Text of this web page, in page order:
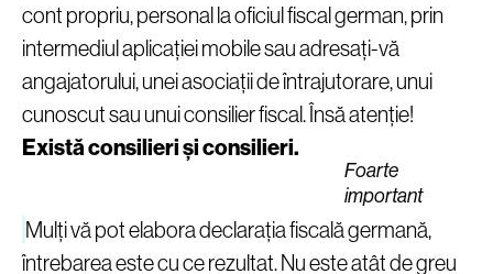
cont propriu, personal la oficiul fiscal german, prin
intermediul aplicației mobile sau adresați-vă
angajatorului, unei asociații de întrajutorare, unui
cunoscut sau unui consilier fiscal. Însă atenție!
Există consilieri și consilieri.
Foarte
important
Mulți vă pot elabora declarația fiscală germană,
întrebarea este cu ce rezultat. Nu este atât de greu